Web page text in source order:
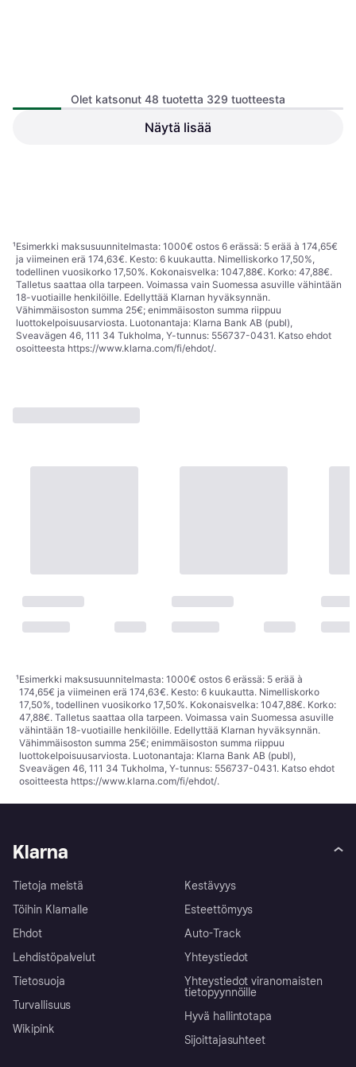
Olet katsonut 48 tuotetta 329 tuotteesta
Näytä lisää
¹Esimerkki maksusuunnitelmasta: 1000€ ostos 6 erässä: 5 erää à 174,65€
ja viimeinen erä 174,63€. Kesto: 6 kuukautta. Nimelliskorko 17,50%,
todellinen vuosikorko 17,50%. Kokonaisvelka: 1047,88€. Korko: 47,88€.
Talletus saattaa olla tarpeen. Voimassa vain Suomessa asuville vähintään
18-vuotiaille henkilöille. Edellyttää Klarnan hyväksynnän.
Vähimmäisoston summa 25€; enimmäisoston summa riippuu
luottokelpoisuusarviosta. Luotonantaja: Klarna Bank AB (publ),
Sveavägen 46, 111 34 Tukholma, Y-tunnus: 556737-0431. Katso ehdot
osoitteesta https://www.klarna.com/fi/ehdot/.
¹Esimerkki maksusuunnitelmasta: 1000€ ostos 6 erässä: 5 erää à
174,65€ ja viimeinen erä 174,63€. Kesto: 6 kuukautta. Nimelliskorko
17,50%, todellinen vuosikorko 17,50%. Kokonaisvelka: 1047,88€. Korko:
47,88€. Talletus saattaa olla tarpeen. Voimassa vain Suomessa asuville
vähintään 18-vuotiaille henkilöille. Edellyttää Klarnan hyväksynnän.
Vähimmäisoston summa 25€; enimmäisoston summa riippuu
luottokelpoisuusarviosta. Luotonantaja: Klarna Bank AB (publ),
Sveavägen 46, 111 34 Tukholma, Y-tunnus: 556737-0431. Katso ehdot
osoitteesta https://www.klarna.com/fi/ehdot/.
Klarna
Tietoja meistä
Töihin Klarnalle
Ehdot
Lehdistöpalvelut
Tietosuoja
Turvallisuus
Wikipink
Kestävyys
Esteettömyys
Auto-Track
Yhteystiedot
Yhteystiedot viranomaisten
tietopyynnöille
Hyvä hallintotapa
Sijoittajasuhteet